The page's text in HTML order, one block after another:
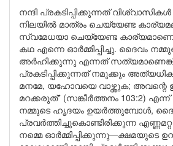
നന്ദി പ്രകടിപ്പിക്കുന്നത്
നിലയിൽ മാത്രം ചെയ്യേണ്ട
സ്വമേധയാ ചെയ്യേണ്ട
കഥ എന്നെ ഓർമ്മിപ്പിച്ചു. ദൈവം
അർഹിക്കുന്നു എന്നത്
പ്രകടിപ്പിക്കുന്നത് നമുക്കും
മനമേ, യഹോവയെ വാഴ്ത്തുക; അവന്റെ
മറക്കരുത്” (സങ്കീർത്തനം 103:2)
നമ്മുടെ ഹൃദയം ഉയർത്തുമ്പോൾ,
പ്രവർത്തിച്ചുകൊണ്ടിരിക്കുന്ന
നമ്മെ ഓർമ്മിപ്പിക്കുന്നു—ക്ഷമയുടെ